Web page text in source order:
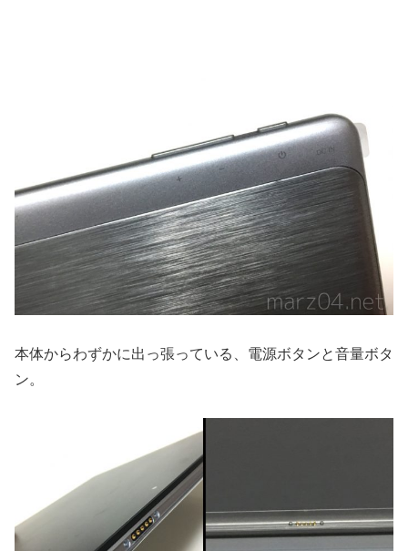
本体からわずかに出っ張っている、電源ボタンと音量ボタ
ン。